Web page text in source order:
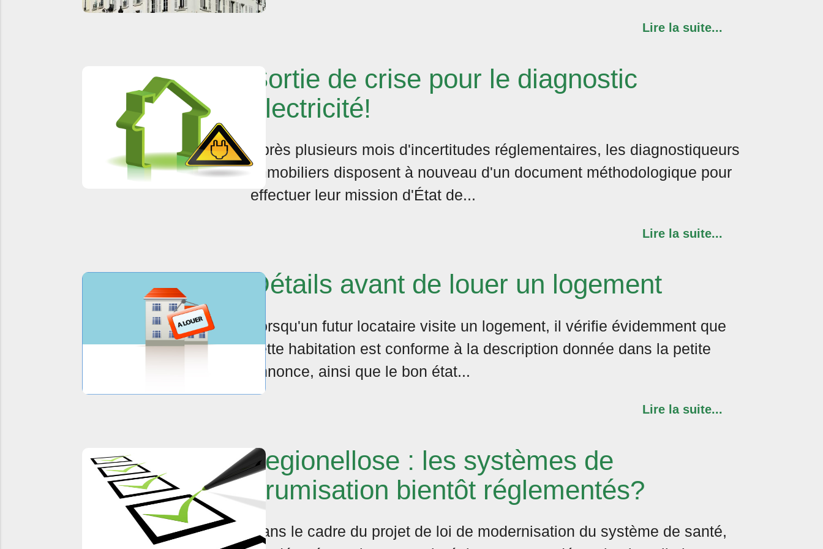
Lire la suite...
Sortie de crise pour le diagnostic
électricité!
Après plusieurs mois d'incertitudes réglementaires, les diagnostiqueurs
immobiliers disposent à nouveau d'un document méthodologique pour
effectuer leur mission d'État de...
Lire la suite...
Détails avant de louer un logement
Lorsqu'un futur locataire visite un logement, il vérifie évidemment que
cette habitation est conforme à la description donnée dans la petite
annonce, ainsi que le bon état...
Lire la suite...
Legionellose : les systèmes de
brumisation bientôt réglementés?
Dans le cadre du projet de loi de modernisation du système de santé,